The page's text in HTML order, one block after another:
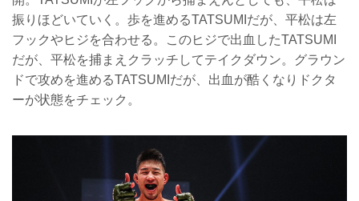
振りほどいていく。歩を進めるTATSUMIだが、平松は左
フックやヒジを合わせる。このヒジで出血したTATSUMI
だが、平松を捕まえクラッチしてテイクダウン。グラウン
ドで攻めを進めるTATSUMIだが、出血が酷くなりドクタ
ーが状態をチェック。